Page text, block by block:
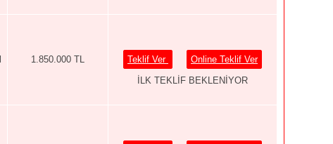
1.850.000 TL Teklif Ver
Online Teklif Ver
İLK TEKLİF BEKLENİYOR